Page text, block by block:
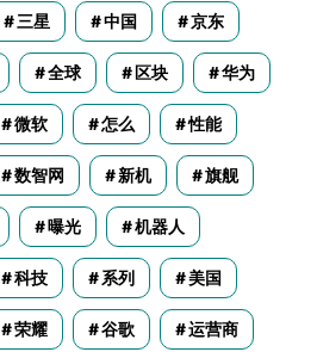
三星 中国 京东
全球 区块 华为
微软 怎么 性能
数智网 新机 旗舰
曝光 机器人
科技 系列 美国
荣耀 谷歌 运营商